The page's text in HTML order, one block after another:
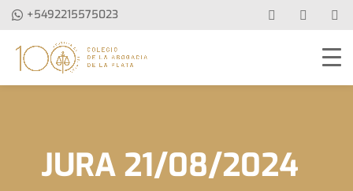
+5492215575023
JURA 21/08/2024